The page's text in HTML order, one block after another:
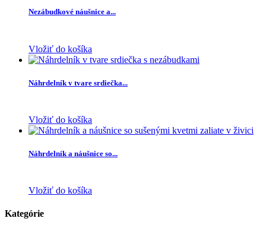
Nezábudkové náušnice a...
Vložiť do košíka
Náhrdelník v tvare srdiečka...
Vložiť do košíka
Náhrdelník a náušnice so...
Vložiť do košíka
Kategórie